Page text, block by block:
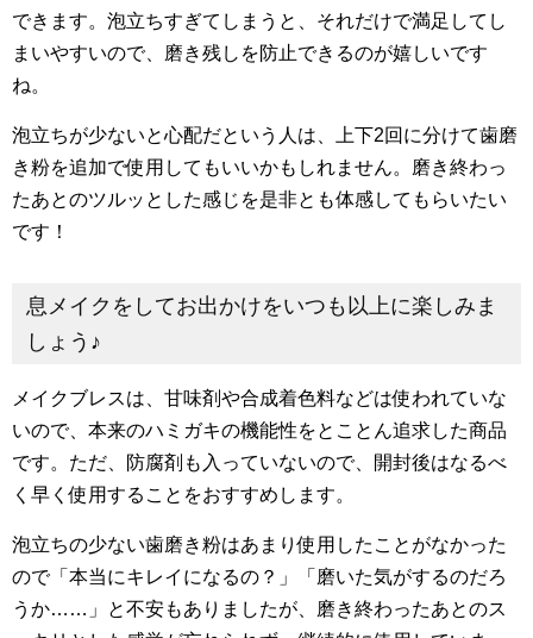
できます。泡立ちすぎてしまうと、それだけで満足してし
まいやすいので、磨き残しを防止できるのが嬉しいです
ね。
泡立ちが少ないと心配だという人は、上下2回に分けて歯磨
き粉を追加で使用してもいいかもしれません。磨き終わっ
たあとのツルッとした感じを是非とも体感してもらいたい
です！
息メイクをしてお出かけをいつも以上に楽しみま
しょう♪
メイクブレスは、甘味剤や合成着色料などは使われていな
いので、本来のハミガキの機能性をとことん追求した商品
です。ただ、防腐剤も入っていないので、開封後はなるべ
く早く使用することをおすすめします。
泡立ちの少ない歯磨き粉はあまり使用したことがなかった
ので「本当にキレイになるの？」「磨いた気がするのだろ
うか……」と不安もありましたが、磨き終わったあとのス